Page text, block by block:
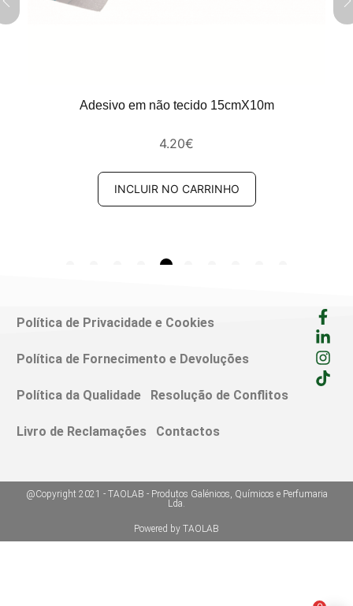
Adesivo em não tecido 15cmX10m
4.20€
INCLUIR NO CARRINHO
Política de Privacidade e Cookies
Política de Fornecimento e Devoluções
Política da Qualidade Resolução de Conflitos
Livro de Reclamações Contactos
@Copyright 2021 - TAOLAB - Produtos Galénicos, Químicos e Perfumaria
Lda.
Powered by TAOLAB